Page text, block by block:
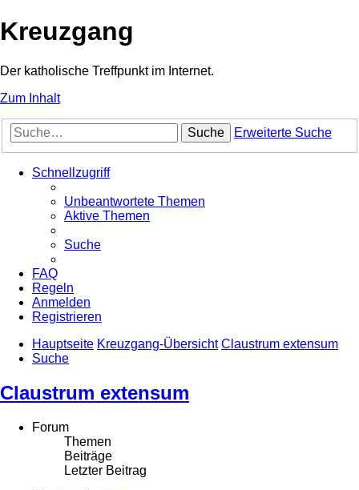
Kreuzgang
Der katholische Treffpunkt im Internet.
Zum Inhalt
Suche Erweiterte Suche
Schnellzugriff
Unbeantwortete Themen
Aktive Themen
Suche
FAQ
Regeln
Anmelden
Registrieren
Hauptseite Kreuzgang-Übersicht Claustrum extensum
Suche
Claustrum extensum
Forum
Themen
Beiträge
Letzter Beitrag